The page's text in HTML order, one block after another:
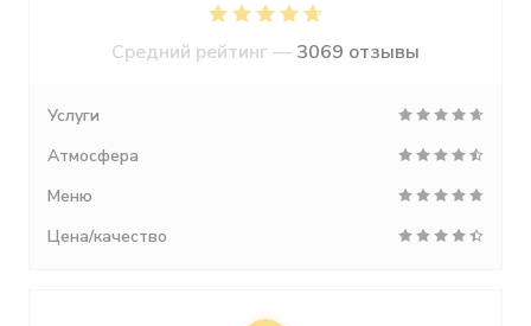
Средний рейтинг — 3069 отзывы
Услуги
Атмосфера
Меню
Цена/качество